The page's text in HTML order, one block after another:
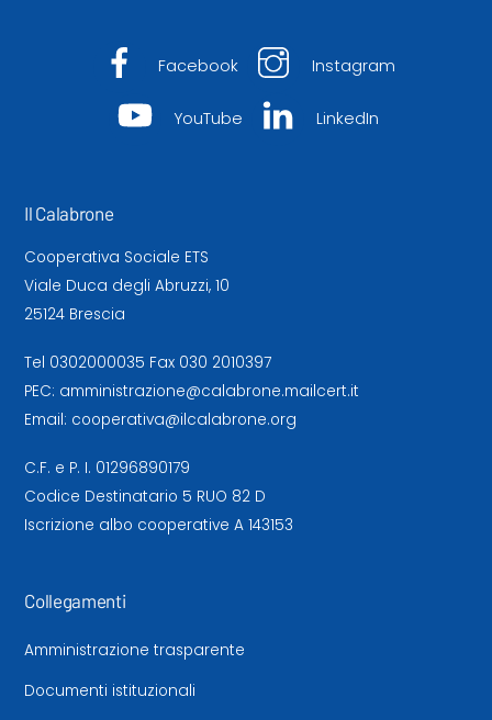
Facebook Instagram
YouTube LinkedIn
Il Calabrone
Cooperativa Sociale ETS
Viale Duca degli Abruzzi, 10
25124 Brescia
Tel 0302000035 Fax 030 2010397
PEC: amministrazione@calabrone.mailcert.it
Email: cooperativa@ilcalabrone.org
C.F. e P. I. 01296890179
Codice Destinatario 5 RUO 82 D
Iscrizione albo cooperative A 143153
Collegamenti
Amministrazione trasparente
Documenti istituzionali